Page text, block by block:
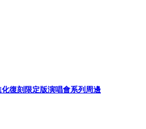
復刻限定版演唱會系列周邊